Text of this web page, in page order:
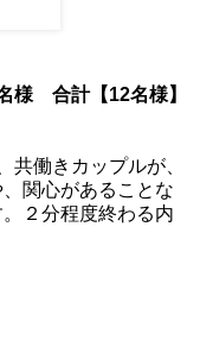
様 合計【12名様】
共働きカップルが、
関心があることな
２分程度終わる内